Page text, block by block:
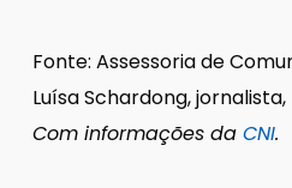
Fonte: Assessoria de
Luísa Schardong, jornalista,
Com informações da CNI.